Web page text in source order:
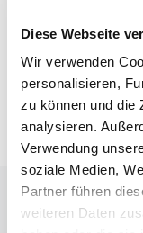
Diese Webseite
Wir verwenden
personalisieren,
zu können und die
analysieren.
Verwendung
soziale Medien,
Partner führen
weiteren Daten
Die aktuellen
nächsten